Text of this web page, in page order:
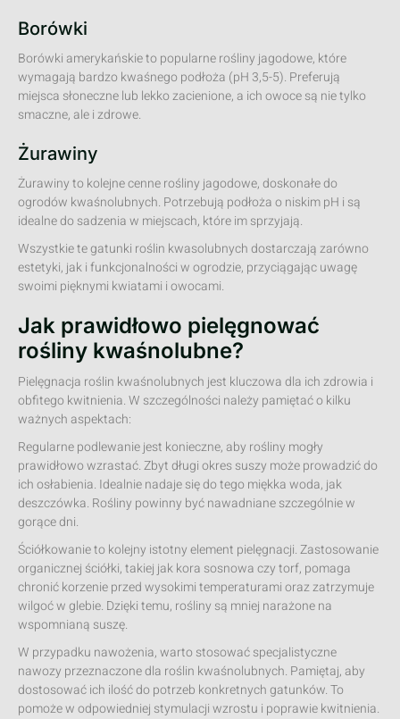
Borówki
Borówki amerykańskie to popularne rośliny jagodowe, które
wymagają bardzo kwaśnego podłoża (pH 3,5-5). Preferują
miejsca słoneczne lub lekko zacienione, a ich owoce są nie tylko
smaczne, ale i zdrowe.
Żurawiny
Żurawiny to kolejne cenne rośliny jagodowe, doskonałe do
ogrodów kwaśnolubnych. Potrzebują podłoża o niskim pH i są
idealne do sadzenia w miejscach, które im sprzyjają.
Wszystkie te gatunki roślin kwasolubnych dostarczają zarówno
estetyki, jak i funkcjonalności w ogrodzie, przyciągając uwagę
swoimi pięknymi kwiatami i owocami.
Jak prawidłowo pielęgnować
rośliny kwaśnolubne?
Pielęgnacja roślin kwaśnolubnych jest kluczowa dla ich zdrowia i
obfitego kwitnienia. W szczególności należy pamiętać o kilku
ważnych aspektach:
Regularne podlewanie jest konieczne, aby rośliny mogły
prawidłowo wzrastać. Zbyt długi okres suszy może prowadzić do
ich osłabienia. Idealnie nadaje się do tego miękka woda, jak
deszczówka. Rośliny powinny być nawadniane szczególnie w
gorące dni.
Ściółkowanie to kolejny istotny element pielęgnacji. Zastosowanie
organicznej ściółki, takiej jak kora sosnowa czy torf, pomaga
chronić korzenie przed wysokimi temperaturami oraz zatrzymuje
wilgoć w glebie. Dzięki temu, rośliny są mniej narażone na
wspomnianą suszę.
W przypadku nawożenia, warto stosować specjalistyczne
nawozy przeznaczone dla roślin kwaśnolubnych. Pamiętaj, aby
dostosować ich ilość do potrzeb konkretnych gatunków. To
pomoże w odpowiedniej stymulacji wzrostu i poprawie kwitnienia.